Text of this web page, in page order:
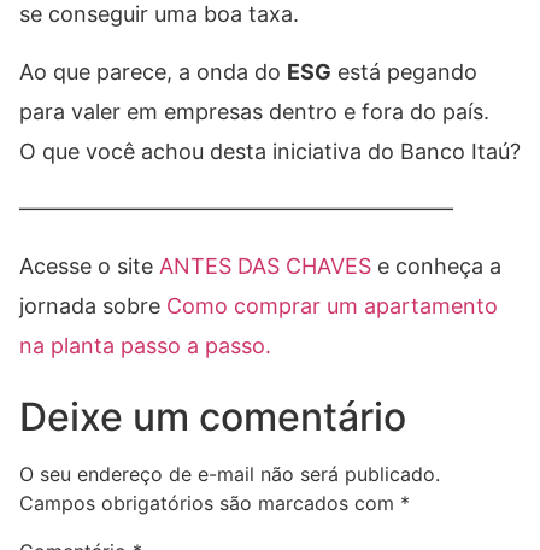
se conseguir uma boa taxa.
Ao que parece, a onda do ESG está pegando
para valer em empresas dentro e fora do país.
O que você achou desta iniciativa do Banco Itaú?
————————————————————
Acesse o site ANTES DAS CHAVES e conheça a
jornada sobre Como comprar um apartamento
na planta passo a passo.
Deixe um comentário
O seu endereço de e-mail não será publicado.
Campos obrigatórios são marcados com *